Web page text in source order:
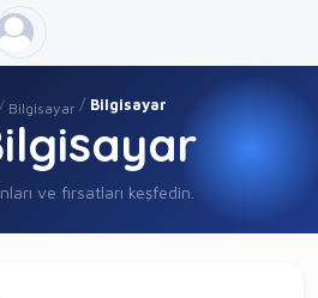
Bilgisayar Bilgisayar
ve fırsatları keşfedin.